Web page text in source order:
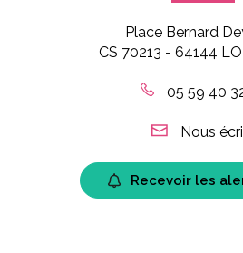
Place Bernard
CS 70213 - 64144
05 59 40
Nous
Recevoir les